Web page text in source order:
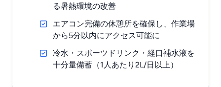
る暑熱環境の改善
エアコン完備の休憩所を確保し、作業場
から5分以内にアクセス可能に
冷水・スポーツドリンク・経口補水液を
十分量備蓄（1人あたり2L/日以上）